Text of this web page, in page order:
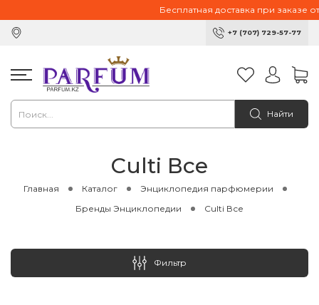
Бесплатная доставка при заказе от
+7 (707) 729-57-77
Найти
Culti Все
Главная Каталог
Энциклопедия парфюмерии
Бренды Энциклопедии
Culti Все
Фильтр